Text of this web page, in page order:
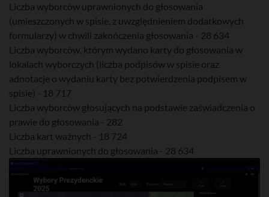
Liczba wyborców uprawnionych do głosowania
(umieszczonych w spisie, z uwzględnieniem dodatkowych
formularzy) w chwili zakończenia głosowania - 28 634
Liczba wyborców, którym wydano karty do głosowania w
lokalach wyborczych (liczba podpisów w spisie oraz
adnotacje o wydaniu karty bez potwierdzenia podpisem w
spisie) - 18 717
Liczba wyborców głosujących na podstawie zaświadczenia o
prawie do głosowania - 282
Liczba kart ważnych - 18 724
Liczba uprawnionych do głosowania - 28 634